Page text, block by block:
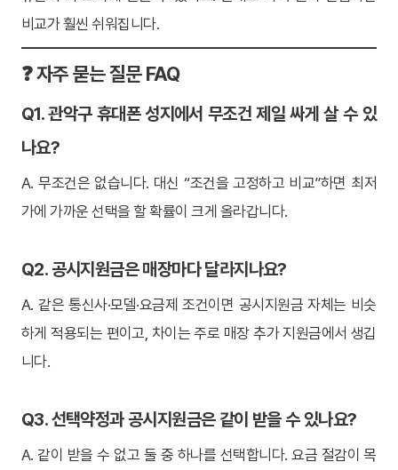
비교가 훨씬 쉬워집니다.
❓ 자주 묻는 질문 FAQ
Q1. 관악구 휴대폰 성지에서 무조건 제일 싸게 살 수 있
나요?
A. 무조건은 없습니다. 대신 “조건을 고정하고 비교”하면 최저
가에 가까운 선택을 할 확률이 크게 올라갑니다.
Q2. 공시지원금은 매장마다 달라지나요?
A. 같은 통신사·모델·요금제 조건이면 공시지원금 자체는 비슷
하게 적용되는 편이고, 차이는 주로 매장 추가 지원금에서 생깁
니다.
Q3. 선택약정과 공시지원금은 같이 받을 수 있나요?
A. 같이 받을 수 없고 둘 중 하나를 선택합니다. 요금 절감이 목